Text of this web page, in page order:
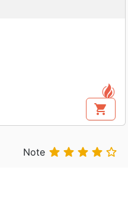
shopping_cart
Note     